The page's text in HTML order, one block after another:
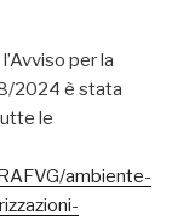
per la
2024 è stata
le
ambiente-